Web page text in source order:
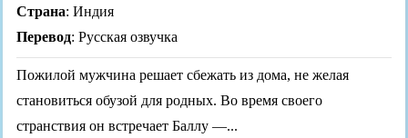
Страна: Индия
Перевод: Русская озвучка
Пожилой мужчина решает сбежать из дома, не желая
становиться обузой для родных. Во время своего
странствия он встречает Баллу —...